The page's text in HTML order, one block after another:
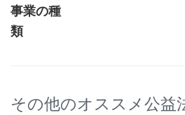
事業の種
類
その他のオススメ公益